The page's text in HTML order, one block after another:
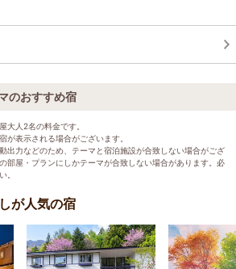
のおすすめ宿
大人2名の料金です。
が表示される場合がございます。
出力などのため、テーマと宿泊施設が合致しない場合がござ
部屋・プランにしかテーマが合致しない場合があります。必
。
が人気の宿